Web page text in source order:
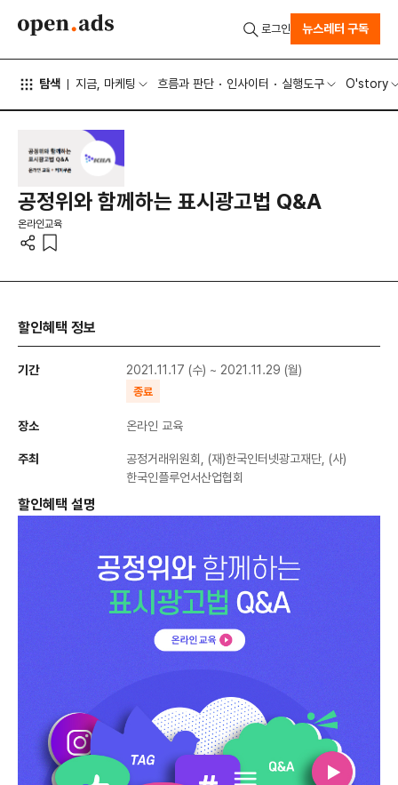
탐색 지금, 마케팅 흐름과 판단 인사이터 실행도구 O'story
로그인 뉴스레터 구독
공정위와 함께하는 표시광고법 Q&A
온라인교육
할인혜택 정보
기간 2021.11.17 (수) ~ 2021.11.29 (월)
종료
장소 온라인 교육
주최
공정거래위원회, (재)한국인터넷광고재단, (사)
한국인플루언서산업협회
할인혜택 설명